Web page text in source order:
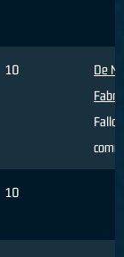
10
De
Fallo
10